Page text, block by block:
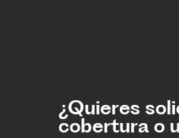
¿Quieres
cobertura o